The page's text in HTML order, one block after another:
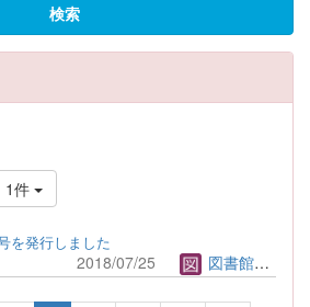
検索
1件
を発行しました
2018/07/25 図書館管理者